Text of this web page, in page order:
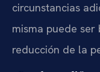
circunstancias
misma puede
reducción de la